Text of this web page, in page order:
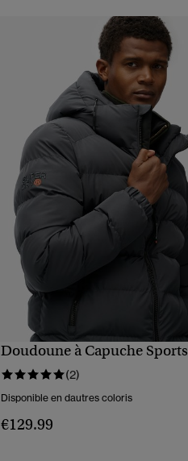
APERÇU RAPIDE
Doudoune à Capuche Sports
(2)
Disponible en dautres coloris
€129.99